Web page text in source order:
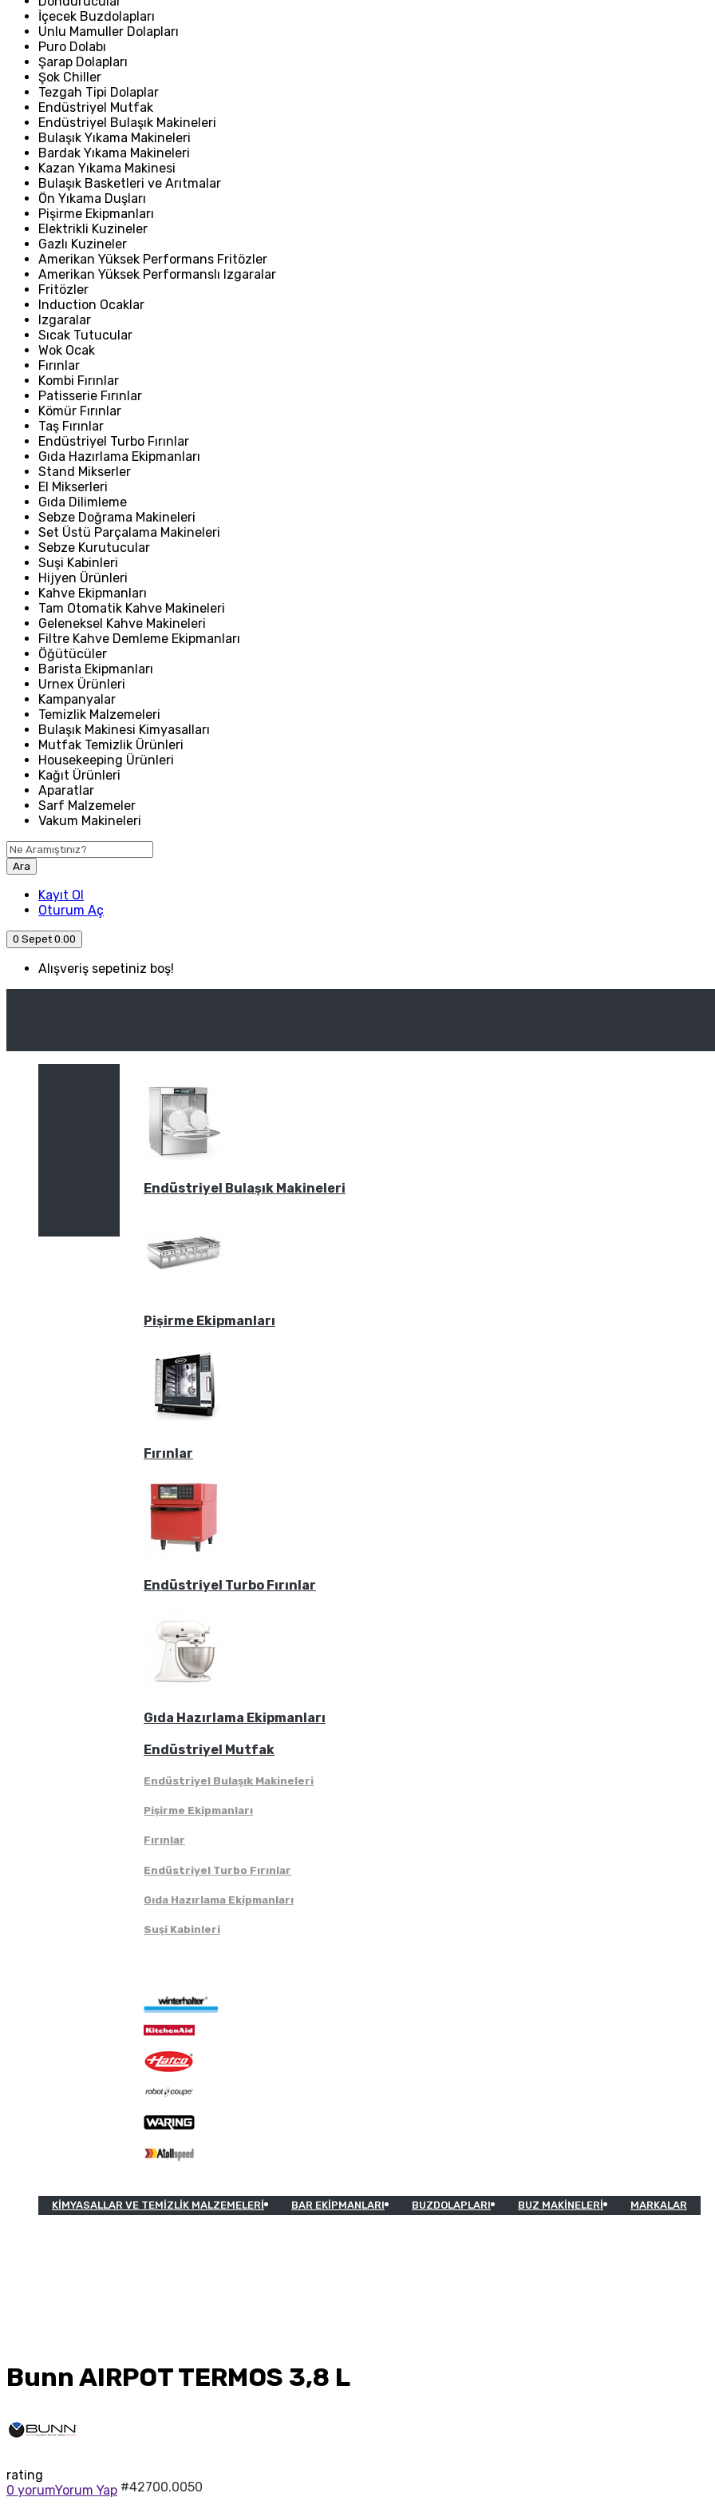
İçecek Buzdolapları
Unlu Mamuller Dolapları
Puro Dolabı
Şarap Dolapları
Şok Chiller
Tezgah Tipi Dolaplar
Endüstriyel Mutfak
Endüstriyel Bulaşık Makineleri
Bulaşık Yıkama Makineleri
Bardak Yıkama Makineleri
Kazan Yıkama Makinesi
Bulaşık Basketleri ve Arıtmalar
Ön Yıkama Duşları
Pişirme Ekipmanları
Elektrikli Kuzineler
Gazlı Kuzineler
Amerikan Yüksek Performans Fritözler
Amerikan Yüksek Performanslı Izgaralar
Fritözler
Induction Ocaklar
Izgaralar
Sıcak Tutucular
Wok Ocak
Fırınlar
Kombi Fırınlar
Patisserie Fırınlar
Kömür Fırınlar
Taş Fırınlar
Endüstriyel Turbo Fırınlar
Gıda Hazırlama Ekipmanları
Stand Mikserler
El Mikserleri
Gıda Dilimleme
Sebze Doğrama Makineleri
Set Üstü Parçalama Makineleri
Sebze Kurutucular
Suşi Kabinleri
Hijyen Ürünleri
Kahve Ekipmanları
Tam Otomatik Kahve Makineleri
Geleneksel Kahve Makineleri
Filtre Kahve Demleme Ekipmanları
Öğütücüler
Barista Ekipmanları
Urnex Ürünleri
Kampanyalar
Temizlik Malzemeleri
Bulaşık Makinesi Kimyasalları
Mutfak Temizlik Ürünleri
Housekeeping Ürünleri
Kağıt Ürünleri
Aparatlar
Sarf Malzemeler
Vakum Makineleri
Ara
Kayıt Ol
Oturum Aç
0 Sepet 0.00
Alışveriş sepetiniz boş!
Kategori
Endüstriyel Bulaşık Makineleri
Pişirme Ekipmanları
Fırınlar
Endüstriyel Turbo Fırınlar
Gıda Hazırlama Ekipmanları
Endüstriyel Mutfak
Endüstriyel Bulaşık Makineleri
Pişirme Ekipmanları
Fırınlar
Endüstriyel Turbo Fırınlar
Gıda Hazırlama Ekipmanları
Suşi Kabinleri
KIMYASALLAR VE TEMIZLIK MALZEMELERI BAR EKIPMANLARI BUZDOLAPLARI BUZ MAKINELERI MARKALAR
Bunn AIRPOT TERMOS 3,8 L
rating
0 yorumYorum Yap #42700.0050